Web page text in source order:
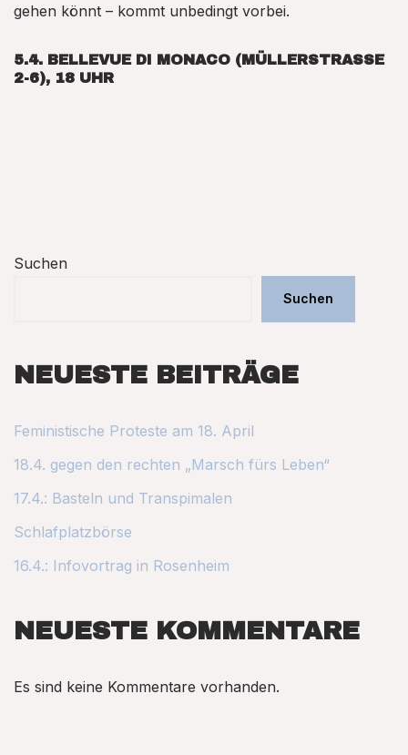
gehen könnt – kommt unbedingt vorbei.
5.4. BELLEVUE DI MONACO (MÜLLERSTRASSE 2
-6), 18 UHR
Suchen
Suchen
NEUESTE BEITRÄGE
Feministische Proteste am 18. April
18.4. gegen den rechten „Marsch fürs Leben“
17.4.: Basteln und Transpimalen
Schlafplatzbörse
16.4.: Infovortrag in Rosenheim
NEUESTE KOMMENTARE
Es sind keine Kommentare vorhanden.